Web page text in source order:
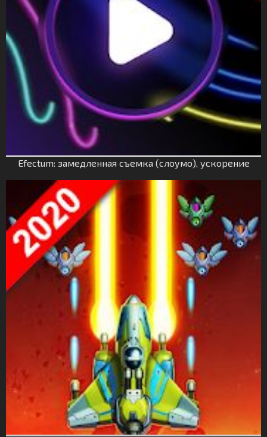
Efectum: замедленная съемка (слоумо), ускорение